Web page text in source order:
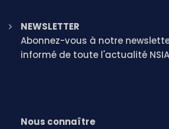
NEWSLETTER
Abonnez-vous à notre
informé de toute l'actualité
Nous connaître